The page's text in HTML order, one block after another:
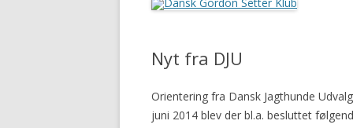
Nyt fra DJU
Orientering fra Dansk Jagthunde
juni 2014 blev der bl.a. besluttet